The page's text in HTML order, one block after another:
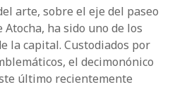
arte, sobre el eje del paseo
Atocha, ha sido uno de los
la capital. Custodiados por
el decimonónico
último recientemente